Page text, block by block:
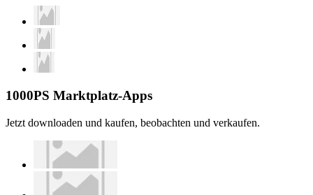
1000PS Marktplatz-Apps
Jetzt downloaden und kaufen, beobachten und verkaufen.